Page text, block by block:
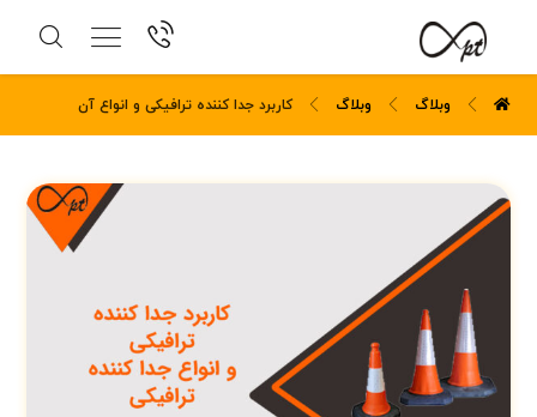
وبلاگ وبلاگ کاربرد جدا کننده ترافیکی و انواع آن